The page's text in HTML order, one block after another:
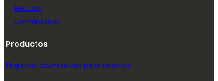
Recurso
Contáctenos
Productos
Etiquetas electrónicas para estantes